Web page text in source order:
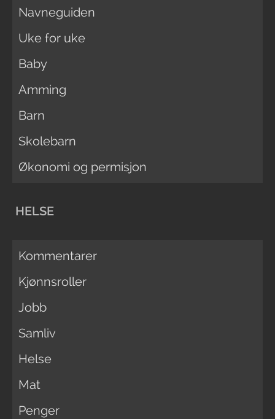
Navneguiden
Uke for uke
Baby
Amming
Barn
Skolebarn
Økonomi og permisjon
HELSE
Kommentarer
Kjønnsroller
Jobb
Samliv
Helse
Mat
Penger